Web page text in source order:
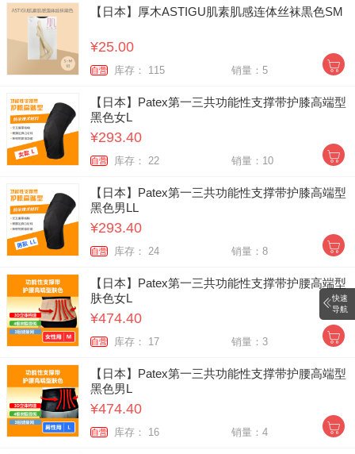
【日本】厚木ASTIGU肌素肌感连体丝袜黒色SM
¥25.00
自营 库存： 115 销量：5
【日本】Patex第一三共功能性支撑带护膝高端型
黑色女L
¥293.40
自营 库存： 22 销量：10
【日本】Patex第一三共功能性支撑带护膝高端型
黑色男LL
¥293.40
自营 库存： 24 销量：8
【日本】Patex第一三共功能性支撑带护腰高端型
肤色女L
¥474.40
自营 库存： 17 销量：3
【日本】Patex第一三共功能性支撑带护腰高端型
黑色男L
¥474.40
自营 库存： 16 销量：4
快速
导航